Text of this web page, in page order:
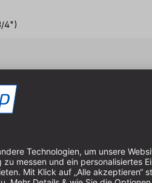
4")
Exaktes und
Frässchärfe
Speziell
Verhindert das